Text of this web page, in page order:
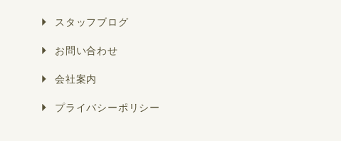
スタッフブログ
お問い合わせ
会社案内
プライバシーポリシー